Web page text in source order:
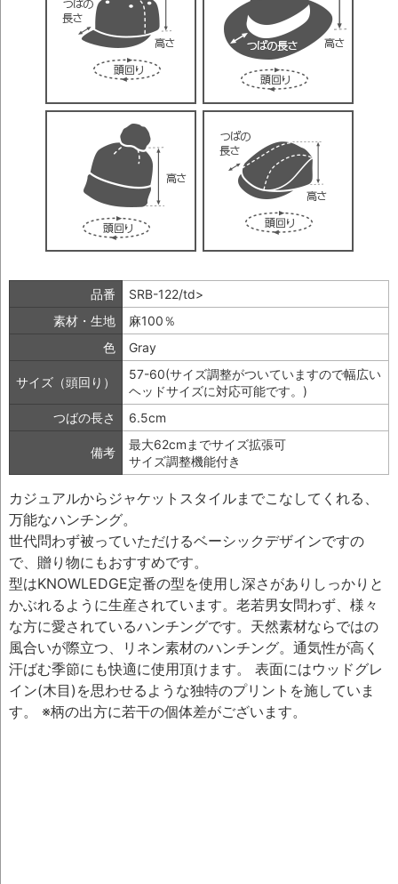
品番
SRB-122/td>
素材・生地
麻100％
色
Gray
サイズ（頭回り）
57-60(サイズ調整がついていますので幅広い
ヘッドサイズに対応可能です。)
つばの長さ
6.5cm
備考
最大62cmまでサイズ拡張可
サイズ調整機能付き
カジュアルからジャケットスタイルまでこなしてくれる、
万能なハンチング。
世代問わず被っていただけるベーシックデザインですの
で、贈り物にもおすすめです。
型はKNOWLEDGE定番の型を使用し深さがありしっかりと
かぶれるように生産されています。老若男女問わず、様々
な方に愛されているハンチングです。天然素材ならではの
風合いが際立つ、リネン素材のハンチング。通気性が高く
汗ばむ季節にも快適に使用頂けます。 表面にはウッドグレ
イン(木目)を思わせるような独特のプリントを施していま
す。 ※柄の出方に若干の個体差がございます。